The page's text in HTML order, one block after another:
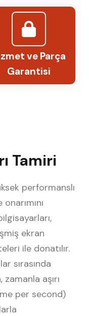
ve Parça
Garantisi
Tamiri
performanslı
ekran
ile donatılır.
sırasında
aşırı
per second)